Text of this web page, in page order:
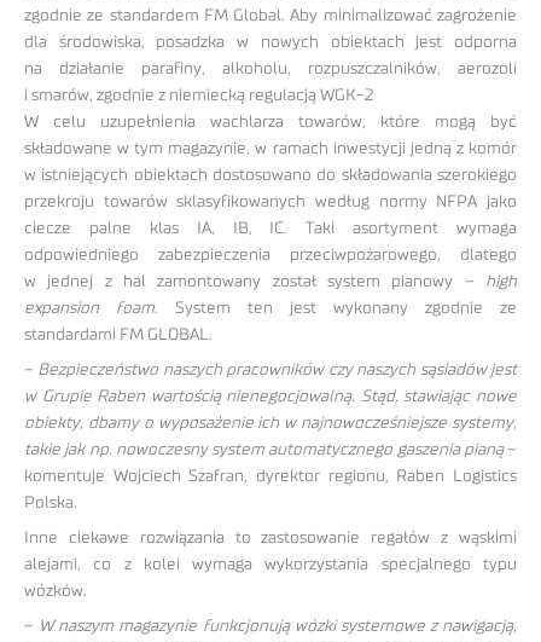
zgodnie ze standardem FM Global. Aby minimalizować zagrożenie
dla środowiska, posadzka w nowych obiektach jest odporna
na działanie parafiny, alkoholu, rozpuszczalników, aerozoli
i smarów, zgodnie z niemiecką regulacją WGK-2
W celu uzupełnienia wachlarza towarów, które mogą być
składowane w tym magazynie, w ramach inwestycji jedną z komór
w istniejących obiektach dostosowano do składowania szerokiego
przekroju towarów sklasyfikowanych według normy NFPA jako
ciecze palne klas IA, IB, IC. Taki asortyment wymaga
odpowiedniego zabezpieczenia przeciwpożarowego, dlatego
w jednej z hal zamontowany został system pianowy – high
expansion foam. System ten jest wykonany zgodnie ze
standardami FM GLOBAL.
– Bezpieczeństwo naszych pracowników czy naszych sąsiadów jest
w Grupie Raben wartością nienegocjowalną. Stąd, stawiając nowe
obiekty, dbamy o wyposażenie ich w najnowocześniejsze systemy,
takie jak np. nowoczesny system automatycznego gaszenia pianą–
komentuje Wojciech Szafran, dyrektor regionu, Raben Logistics
Polska.
Inne ciekawe rozwiązania to zastosowanie regałów z wąskimi
alejami, co z kolei wymaga wykorzystania specjalnego typu
wózków.
– W naszym magazynie funkcjonują wózki systemowe z nawigacją,